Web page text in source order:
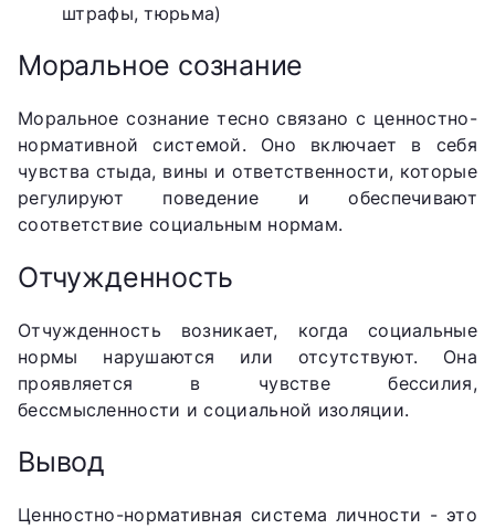
штрафы, тюрьма)
Моральное сознание
Моральное сознание тесно связано с ценностно-
нормативной системой. Оно включает в себя
чувства стыда, вины и ответственности, которые
регулируют поведение и обеспечивают
соответствие социальным нормам.
Отчужденность
Отчужденность возникает, когда социальные
нормы нарушаются или отсутствуют. Она
проявляется в чувстве бессилия,
бессмысленности и социальной изоляции.
Вывод
Ценностно-нормативная система личности - это